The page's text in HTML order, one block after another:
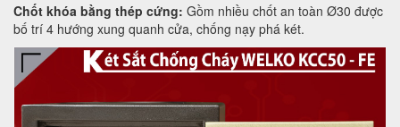
Chốt khóa bằng thép cứng: Gồm nhiều chốt an toàn Ø30 được
bố trí 4 hướng xung quanh cửa, chống nạy phá két.